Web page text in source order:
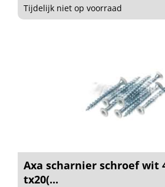
Tijdelijk niet op voorraad
Axa scharnier schroef wit
tx20(...